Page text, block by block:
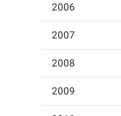
2006
2007
2008
2009